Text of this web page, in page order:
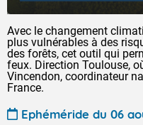
Avec le changement
plus vulnérables à des
des forêts, cet outil qui
feux. Direction Toulouse,
Vincendon, coordinateur
France.
Ephéméride du 06